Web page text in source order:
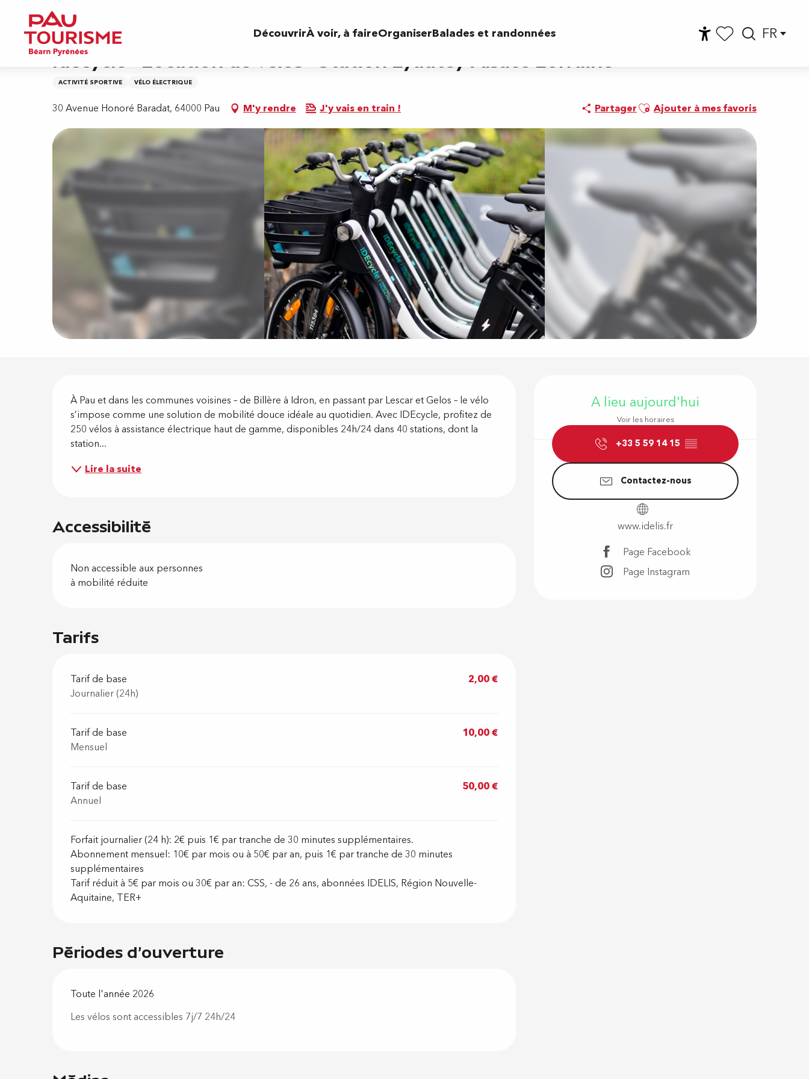
contenu
principal
FR
DécouvrirÀ voir, à faireOrganiserBalades et randonnées
Accueil
Idécycle - Location de vélos - Station Lyautey Alsace Lorraine
ACTIVITÉ SPORTIVE VÉLO ÉLECTRIQUE
30 Avenue Honoré Baradat, 64000 Pau M'y rendre J'y vais en train ! PartagerAjouter aux favoris
Ajouter à mes favoris
Ouverture
A lieu aujourd'hui
Voir les horaires
+33 5 59 14 15 ▒▒
Contactez-nous
www.idelis.fr
Page Facebook
Page Instagram
Description
À Pau et dans les communes voisines – de Billère à Idron, en passant par Lescar et Gelos – le vélo
s’impose comme une solution de mobilité douce idéale au quotidien. Avec IDEcycle, profitez de
250 vélos à assistance électrique haut de gamme, disponibles 24h/24 dans 40 stations, dont la
station...
Lire la suite
Accessibilité
Non accessible aux personnes
à mobilité réduite
Tarifs
Tarif de base
Journalier (24h)
2,00 €
Tarif de base
Mensuel
10,00 €
Tarif de base
Annuel
50,00 €
Forfait journalier (24 h): 2€ puis 1€ par tranche de 30 minutes supplémentaires.
Abonnement mensuel: 10€ par mois ou à 50€ par an, puis 1€ par tranche de 30 minutes
supplémentaires
Tarif réduit à 5€ par mois ou 30€ par an: CSS, - de 26 ans, abonnées IDELIS, Région Nouvelle-
Aquitaine, TER+
Périodes d'ouverture
Toute l'année 2026
Les vélos sont accessibles 7j/7 24h/24